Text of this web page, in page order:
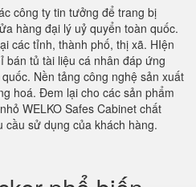
công ty tin tưởng để trang bị
hàng đại lý uỷ quyển toàn quốc.
các tỉnh, thành phố, thị xã. HIện
bán tủ tài liệu cá nhân đáp ứng
Nền tảng công nghệ sản xuất
hoá. Đem lại cho các sản phẩm
WELKO Safes Cabinet chất
sử dụng của khách hàng.